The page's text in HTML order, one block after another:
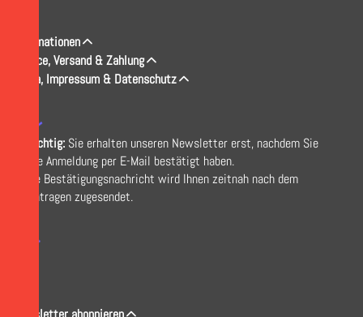
Informationen
Service, Versand & Zahlung
Firma, Impressum & Datenschutz
↓
Wichtig: Sie erhalten unseren Newsletter erst, nachdem Sie
Ihre Anmeldung per E-Mail bestätigt haben.
Die Bestätigungsnachricht wird Ihnen zeitnah nach dem
Eintragen zugesendet.
↓